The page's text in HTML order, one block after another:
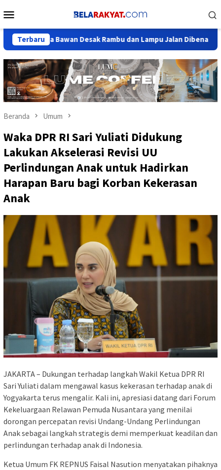
ke
Mobile
Terbaru
Bawan Desak Rambu dan Lampu Jalan Dibenahi: Jangan
Beranda Umum
Waka DPR RI Sari Yuliati Didukung
Lakukan Akselerasi Revisi UU
Perlindungan Anak untuk Hadirkan
Harapan Baru bagi Korban Kekerasan
Anak
JAKARTA – Dukungan terhadap langkah Wakil Ketua DPR RI
Sari Yuliati dalam mengawal kasus kekerasan terhadap anak di
Yogyakarta terus mengalir. Kali ini, apresiasi datang dari Forum
Kekeluargaan Relawan Pemuda Nusantara yang menilai
dorongan percepatan revisi Undang-Undang Perlindungan
Anak sebagai langkah strategis demi memperkuat keadilan dan
perlindungan terhadap anak di Indonesia.
Ketua Umum FK REPNUS Faisal Nasution menyatakan pihaknya